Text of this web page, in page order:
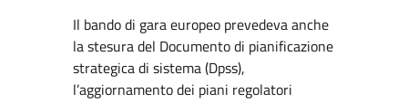
Il bando di gara europeo prevedeva anche
la stesura del Documento di pianificazione
strategica di sistema (Dpss),
l’aggiornamento dei piani regolatori